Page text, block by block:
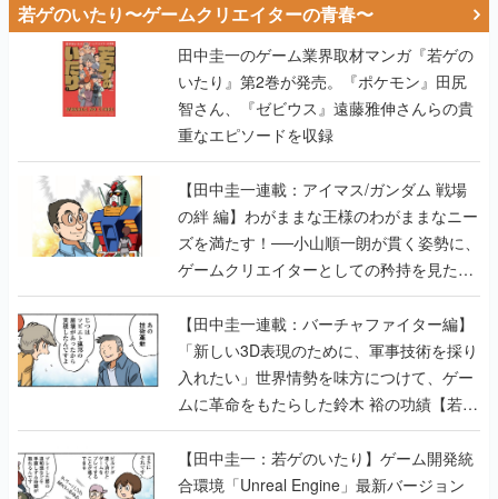
若ゲのいたり〜ゲームクリエイターの青春〜
田中圭一のゲーム業界取材マンガ『若ゲの
いたり』第2巻が発売。『ポケモン』田尻
智さん、『ゼビウス』遠藤雅伸さんらの貴
重なエピソードを収録
【田中圭一連載：アイマス/ガンダム 戦場
の絆 編】わがままな王様のわがままなニー
ズを満たす！──小山順一朗が貫く姿勢に、
ゲームクリエイターとしての矜持を見た
【若ゲのいたり最終回】
【田中圭一連載：バーチャファイター編】
「新しい3D表現のために、軍事技術を採り
入れたい」世界情勢を味方につけて、ゲー
ムに革命をもたらした鈴木 裕の功績【若ゲ
のいたり】
【田中圭一：若ゲのいたり】ゲーム開発統
合環境「Unreal Engine」最新バージョン